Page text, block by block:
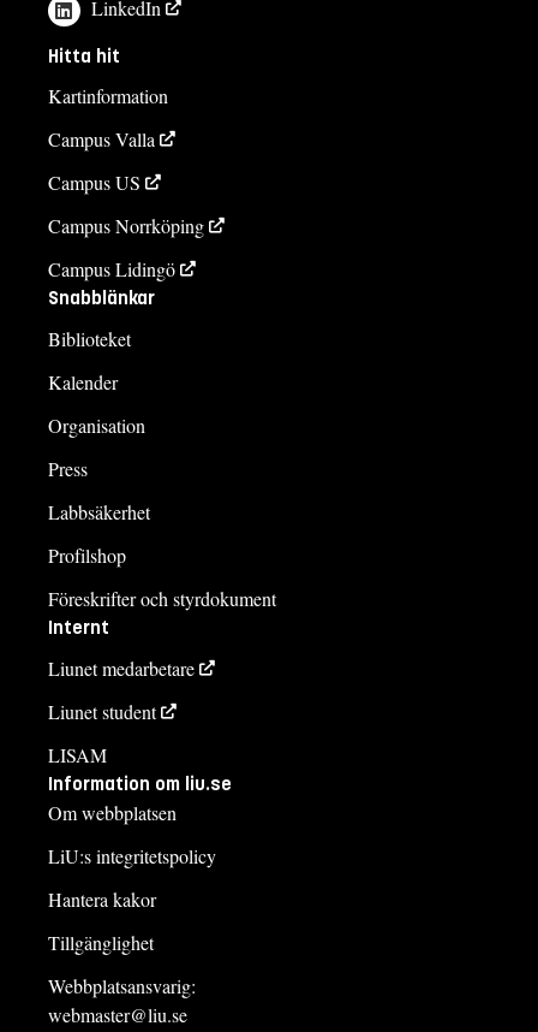
LinkedIn
Hitta hit
Kartinformation
Campus Valla
Campus US
Campus Norrköping
Campus Lidingö
Snabblänkar
Biblioteket
Kalender
Organisation
Press
Labbsäkerhet
Profilshop
Föreskrifter och styrdokument
Internt
Liunet medarbetare
Liunet student
LISAM
Information om liu.se
Om webbplatsen
LiU:s integritetspolicy
Hantera kakor
Tillgänglighet
Webbplatsansvarig:
webmaster@liu.se